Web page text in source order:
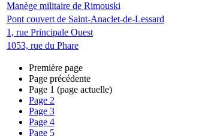
Manège militaire de Rimouski
Pont couvert de Saint-Anaclet-de-Lessard
1, rue Principale Ouest
1053, rue du Phare
Première page
Page précédente
Page 1 (page actuelle)
Page 2
Page 3
Page 4
Page 5